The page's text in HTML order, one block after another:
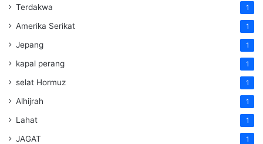
Terdakwa 1
Amerika Serikat 1
Jepang 1
kapal perang 1
selat Hormuz 1
Alhijrah 1
Lahat 1
JAGAT 1